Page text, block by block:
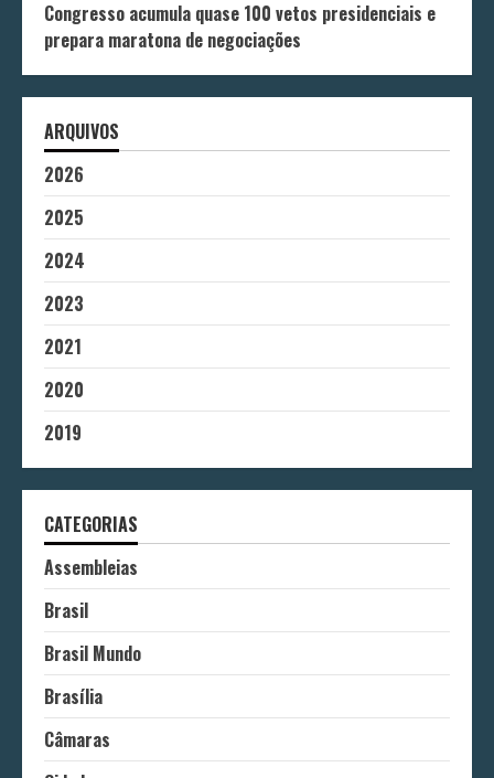
Congresso acumula quase 100 vetos presidenciais e
prepara maratona de negociações
ARQUIVOS
2026
2025
2024
2023
2021
2020
2019
CATEGORIAS
Assembleias
Brasil
Brasil Mundo
Brasília
Câmaras